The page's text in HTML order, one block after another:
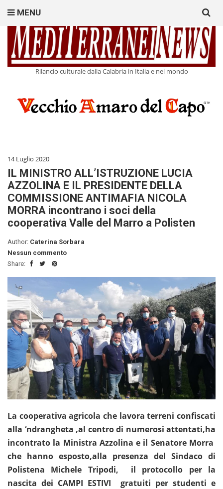
Rilancio culturale dalla Calabria in Italia e nel mondo
MENU
for:
14 Luglio 2020
IL MINISTRO ALL’ISTRUZIONE LUCIA
AZZOLINA E IL PRESIDENTE DELLA
COMMISSIONE ANTIMAFIA NICOLA
MORRA incontrano i soci della
cooperativa Valle del Marro a Polisten
Author: Caterina Sorbara
Nessun commento
Share:
La cooperativa agricola che lavora terreni confiscati
alla ‘ndrangheta ,al centro di numerosi attentati,ha
incontrato la Ministra Azzolina e il Senatore Morra
che hanno esposto,alla presenza del Sindaco di
Polistena Michele Tripodi, il protocollo per la
nascita dei CAMPI ESTIVI gratuiti per studenti e